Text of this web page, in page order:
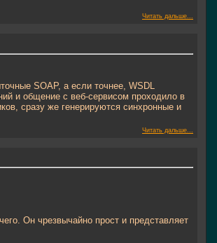
Читать дальше...
SOAP, а если точнее, WSDL
и общение с веб-сервисом проходило в
сразу же генерируются синхронные и
Читать дальше...
Он чрезвычайно прост и представляет